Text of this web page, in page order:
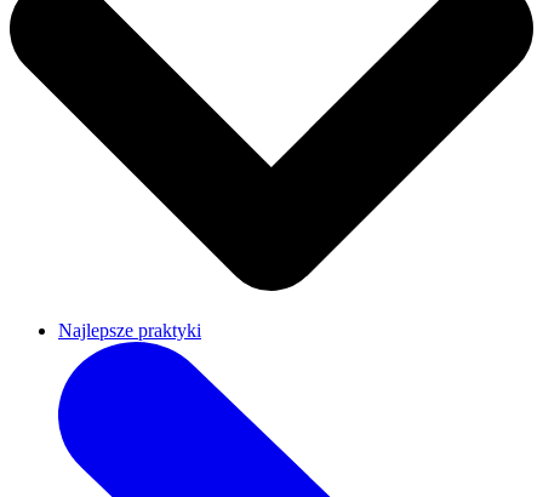
Najlepsze praktyki